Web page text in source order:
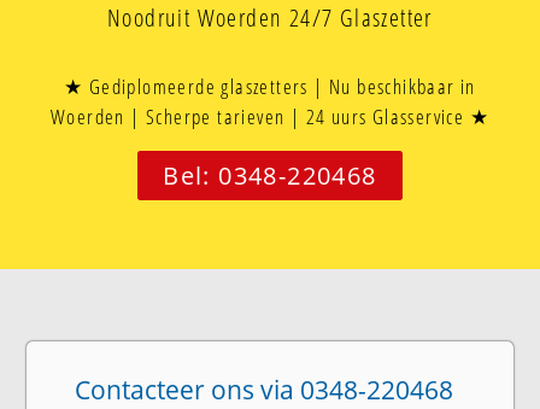
Noodruit Woerden 24/7 Glaszetter
★ Gediplomeerde glaszetters | Nu beschikbaar in
Woerden | Scherpe tarieven | 24 uurs Glasservice ★
Bel: 0348-220468
Contacteer ons via 0348-220468